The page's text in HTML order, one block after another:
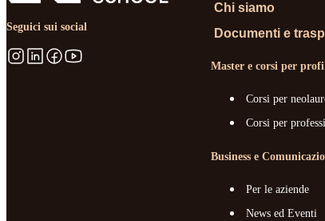
Seguici sui social
Chi siamo
Documenti e
Master e corsi per
Corsi per
Corsi per
Business e
Per le aziende
News ed Eventi